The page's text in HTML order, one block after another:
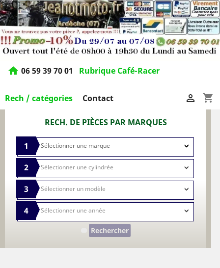
home 06 59 39 70 01 Rubrique Café-Racer
Rech / catégories Contact shopping_cart

RECH. DE PIÈCES PAR MARQUES
1
2
3
4
Rechercher